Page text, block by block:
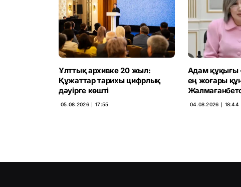
Ұлттық архивке 20 жыл:
Құжаттар тарихы цифрлық
дәуірге көшті
05.08.2026 ∣ 17:55
Адам құқығы
ең жоғары
04.08.2026 ∣ 18:44